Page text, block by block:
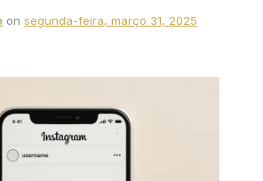
on segunda-feira, março 31, 2025